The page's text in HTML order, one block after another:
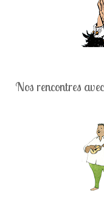
Nos rencontres